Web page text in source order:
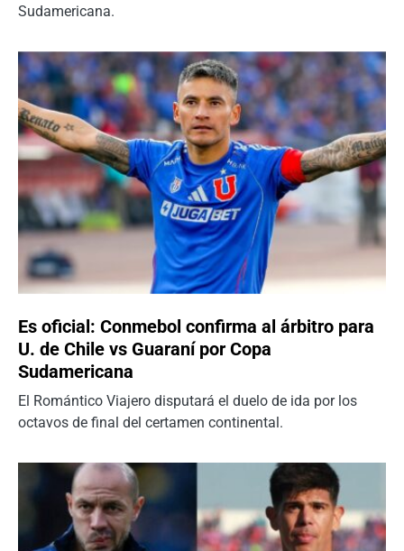
Sudamericana.
Es oficial: Conmebol confirma al árbitro para
U. de Chile vs Guaraní por Copa
Sudamericana
El Romántico Viajero disputará el duelo de ida por los
octavos de final del certamen continental.